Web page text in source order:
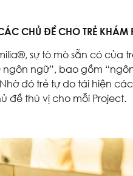
CHỦ ĐỀ CHO TRẺ KHÁM
sự tò mò sẵn có của
ngữ”, bao gồm
đó trẻ tự do tái hiện
đề thú vị cho mỗi Project.